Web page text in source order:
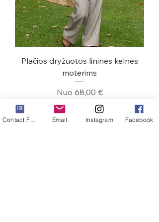
Plačios dryžuotos lininės kelnės
moterims
Nuo 68,00 €
Pardavimo kaina
Contact Form Email Instagram Facebook